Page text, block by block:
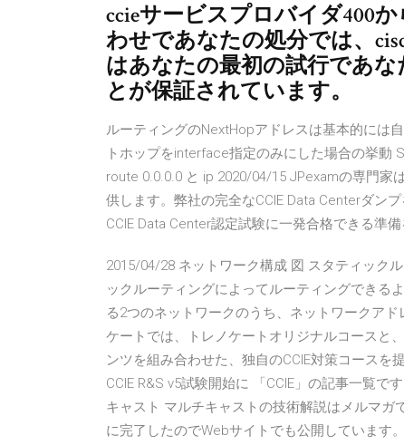
ccieサービスプロバイダ400
わせであなたの処分では、
はあなたの最初の試行であな
とが保証されています。
ルーティングのNextHopアドレスは基本的には
トホップをinterface指定のみにした場合の挙動
route 0.0.0.0 と ip 2020/04/15 JPexamの専門家
供します。弊社の完全なCCIE Data Centerダン
CCIE Data Center認定試験に一発合格できる準
2015/04/28 ネットワーク構成 図 スタティック
ックルーティングによってルーティングできる
る2つのネットワークのうち、ネットワークア
ケートでは、トレノケートオリジナルコースと
ンツを組み合わせた、独自のCCIE対策コースを
CCIE R&S v5試験開始に 「CCIE」の記事一覧で
キャスト マルチキャストの技術解説はメルマ
に完了したのでWebサイトでも公開しています